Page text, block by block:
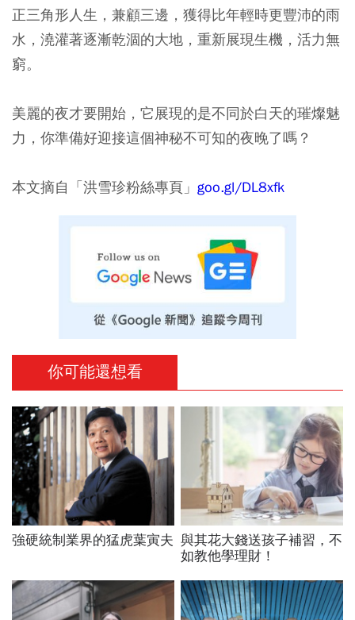
正三角形人生，兼顧三邊，獲得比年輕時更豐沛的雨
水，澆灌著逐漸乾涸的大地，重新展現生機，活力無
窮。
美麗的夜才要開始，它展現的是不同於白天的璀燦魅
力，你準備好迎接這個神秘不可知的夜晚了嗎？
本文摘自「洪雪珍粉絲專頁」 goo.gl/DL8xfk
你可能還想看
強硬統制業界的猛虎葉寅夫 與其花大錢送孩子補習，不
如教他學理財！